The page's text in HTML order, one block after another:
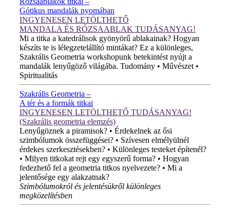
Gótikus mandalák nyomában
INGYENESEN LETÖLTHETŐ
MANDALA ÉS RÓZSAABLAK TUDÁSANYAG!
Mi a titka a katedrálisok gyönyörű ablakainak? Hogyan
készíts te is lélegzetelállító mintákat? Ez a különleges,
Szakrális Geometria workshopunk betekintést nyújt a
mandalák lenyűgöző világába. Tudomány • Művészet •
Spiritualitás
Szakrális Geometria –
A tér és a formák titkai
INGYENESEN LETÖLTHETŐ TUDÁSANYAG!
(Szakrális geometria elemzés)
Lenyűgöznek a piramisok? • Érdekelnek az ősi
szimbólumok összefüggései? • Szívesen elmélyülnél
érdekes szerkesztésekben? • Különleges testeket építenél?
• Milyen titkokat rejt egy egyszerű forma? • Hogyan
fedezhető fel a geometria titkos nyelvezete? • Mi a
jelentősége egy alakzatnak?
Szimbólumokról és jelentésükről különleges
megközelítésben